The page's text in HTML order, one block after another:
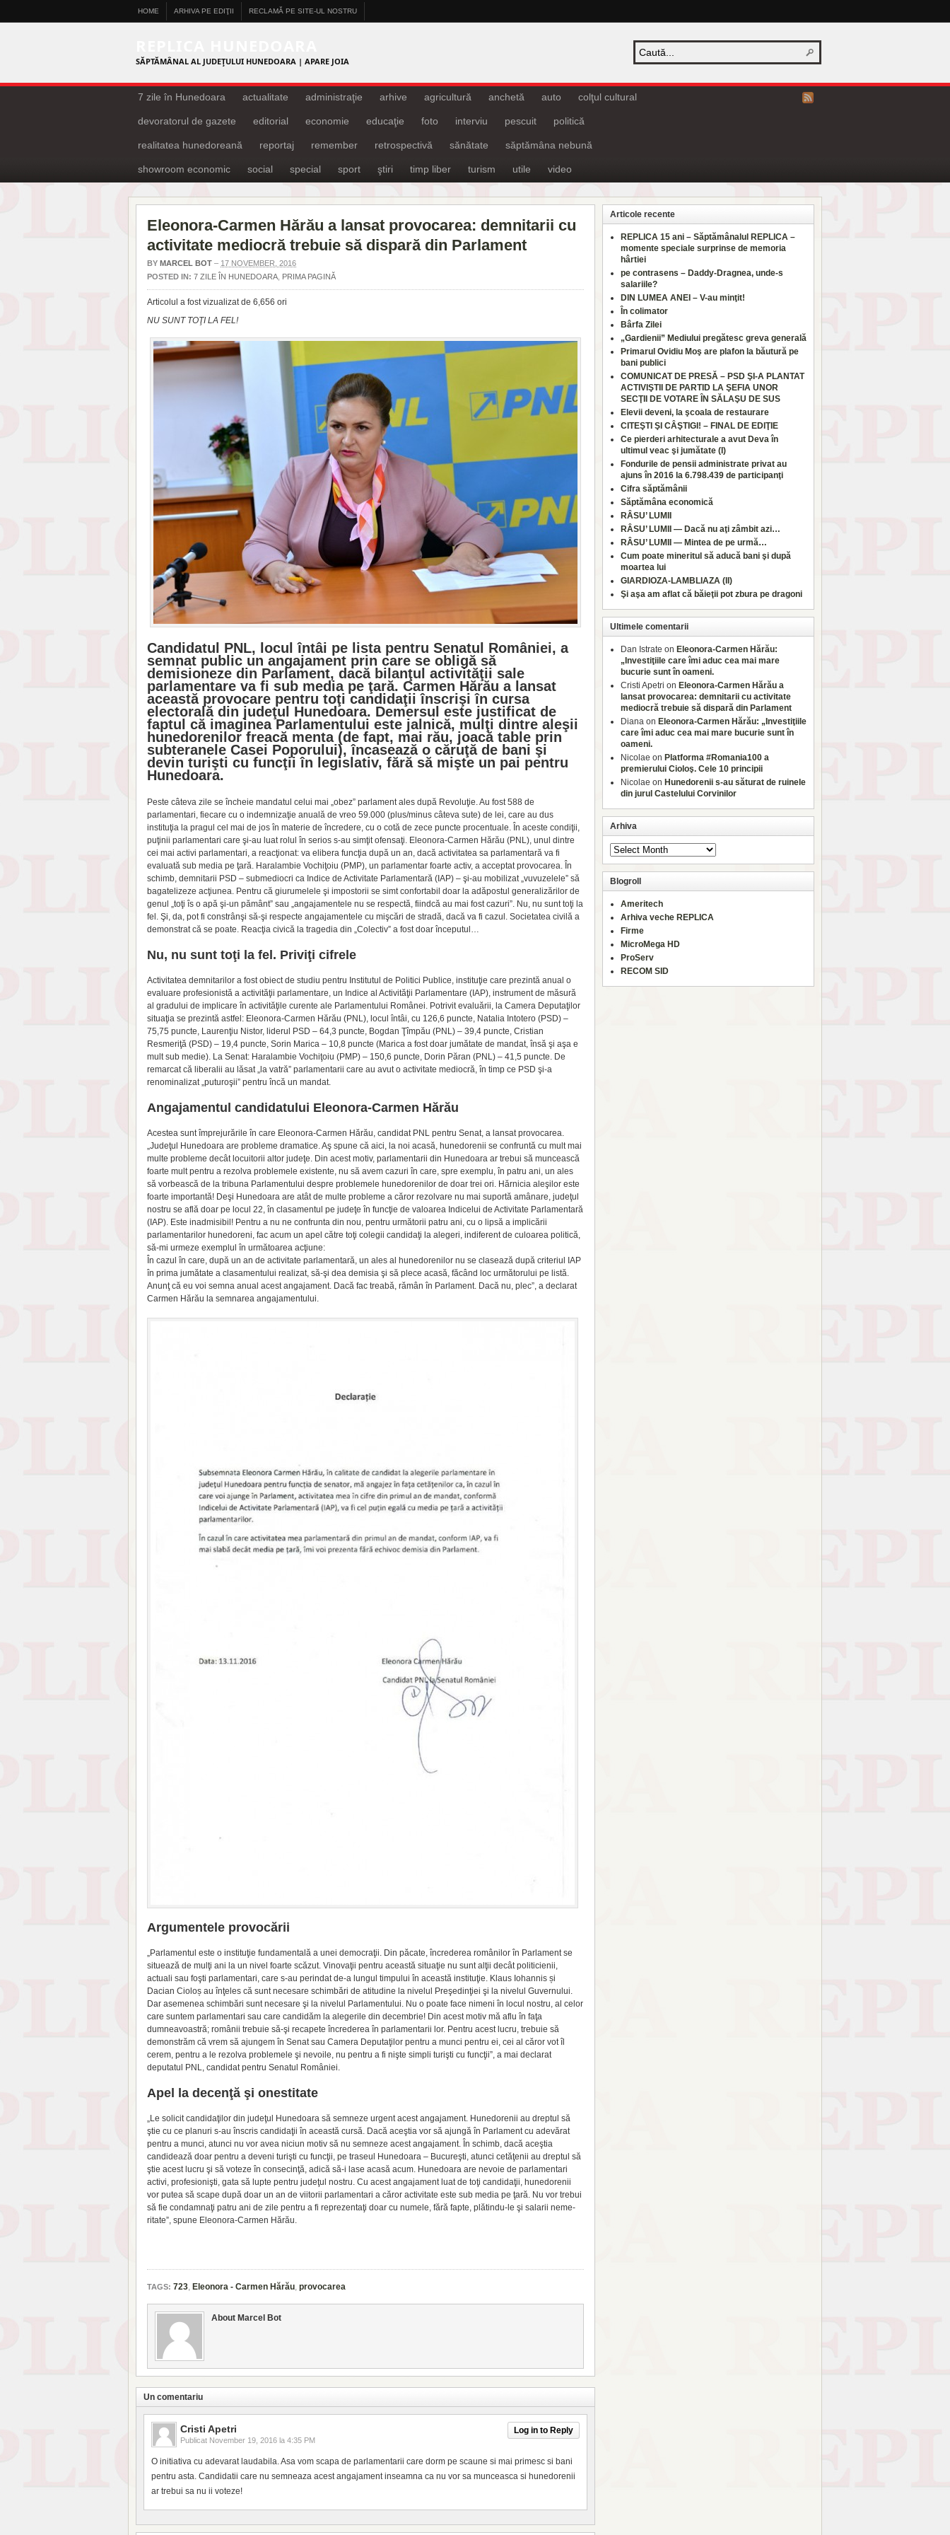
HOME ARHIVA PE EDIŢII RECLAMĂ PE SITE-UL NOSTRU
SĂPTĂMÂNAL AL JUDEŢULUI HUNEDOARA | APARE JOIA
7 zile în Hunedoara actualitate administraţie arhive agricultură anchetă auto colţul cultural
devoratorul de gazete editorial economie educaţie foto interviu pescuit politică
realitatea hunedoreană reportaj remember retrospectivă sănătate săptămâna nebună
showroom economic social special sport ştiri timp liber turism utile video
Eleonora-Carmen Hărău a lansat provocarea: demnitarii cu
activitate mediocră trebuie să dispară din Parlament
BY MARCEL BOT – 17 NOVEMBER, 2016
POSTED IN: 7 ZILE ÎN HUNEDOARA PRIMA PAGINĂ
Articolul a fost vizualizat de 6,656 ori
NU SUNT TOŢI LA FEL!
Candidatul PNL, locul întâi pe lista pentru Senatul României, a
semnat public un angajament prin care se obligă să
demisioneze din Parlament, dacă bilanţul activităţii sale
parlamentare va fi sub media pe ţară. Carmen Hărău a lansat
această provocare pentru toţi candidaţii înscrişi în cursa
electorală din judeţul Hunedoara. Demersul este justificat de
faptul că imaginea Parlamentului este jalnică, mulţi dintre aleşii
hunedorenilor freacă menta (de fapt, mai rău, joacă table prin
subteranele Casei Poporului), încasează o căruţă de bani şi
devin turişti cu funcţii în legislativ, fără să mişte un pai pentru
Hunedoara.
Peste câteva zile se încheie mandatul celui mai „obez” parlament ales după Revoluţie. Au fost 588 de
parlamentari, fiecare cu o indemnizaţie anuală de vreo 59.000 (plus/minus câteva sute) de lei, care au dus
instituţia la pragul cel mai de jos în materie de încredere, cu o cotă de zece puncte procentuale. În aceste condiţii,
puţinii parlamentari care şi-au luat rolul în serios s-au simţit ofensaţi. Eleonora-Carmen Hărău (PNL), unul dintre
cei mai activi parlamentari, a reacţionat: va elibera funcţia după un an, dacă activitatea sa parlamentară va fi
evaluată sub media pe ţară. Haralambie Vochiţoiu (PMP), un parlamentar foarte activ, a acceptat provocarea. În
schimb, demnitarii PSD – submediocri ca Indice de Activitate Parla­men­tară (IAP) – şi-au mobilizat „vuvuzelele” să
bagatelizeze acţiunea. Pentru că giurumelele şi impostorii se simt confortabil doar la adăpostul generalizărilor de
genul „toţi îs o apă şi-un pământ” sau „angajamentele nu se respectă, fiindcă au mai fost cazuri”. Nu, nu sunt toţi la
fel. Şi, da, pot fi constrânşi să-şi respec­te angajamentele cu mişcări de stradă, dacă va fi cazul. Socie­tatea civilă a
demonstrat că se poate. Reacţia civică la tragedia din „Colectiv” a fost doar începutul…
Nu, nu sunt toţi la fel. Priviţi cifrele
Activitatea demnitarilor a fost obiect de studiu pentru Institutul de Politici Publice, instituţie care prezintă anual o
evaluare profesionistă a activităţii parlamentare, un Indice al Activităţii Parlamentare (IAP), instrument de măsură
al gradului de implicare în activităţile curente ale Parlamentului Românei. Potrivit evaluării, la Camera Deputaţilor
situaţia se prezintă astfel: Eleonora-Carmen Hărău (PNL), locul întâi, cu 126,6 puncte, Natalia Intotero (PSD) –
75,75 puncte, Laurenţiu Nistor, liderul PSD – 64,3 puncte, Bogdan Ţîmpău (PNL) – 39,4 puncte, Cristian
Resmeriţă (PSD) – 19,4 puncte, Sorin Marica – 10,8 puncte (Marica a fost doar jumătate de mandat, însă şi aşa e
mult sub medie). La Senat: Haralambie Vochiţoiu (PMP) – 150,6 puncte, Dorin Păran (PNL) – 41,5 puncte. De
remarcat că liberalii au lăsat „la vatră” parlamentarii care au avut o activitate mediocră, în timp ce PSD şi-a
renominalizat „puturoşii” pentru încă un mandat.
Angajamentul candidatului Eleonora-Carmen Hărău
Acestea sunt împre­jurările în care Eleonora-Carmen Hărău, candidat PNL pentru Senat, a lansat provocarea.
„Judeţul Hunedoara are probleme dramatice. Aş spune că aici, la noi acasă, hunedorenii se confruntă cu mult mai
multe probleme decât locuitorii altor judeţe. Din acest motiv, parlamentarii din Hunedoara ar trebui să muncească
foarte mult pentru a rezolva problemele existen­te, nu să avem cazuri în care, spre exem­plu, în patru ani, un ales
să vorbească de la tribuna Parlamentului despre problemele hunedorenilor de doar trei ori. Hărnicia aleşilor este
foarte importantă! Deşi Hunedoara are atât de multe probleme a căror rezolvare nu mai suportă amânare, judeţul
nostru se află doar pe locul 22, în clasamentul pe judeţe în funcţie de valoarea Indicelui de Activitate Parlamentară
(IAP). Este inadmisibil! Pentru a nu ne confrunta din nou, pentru următorii patru ani, cu o lipsă a implicării
parlamentarilor hunedoreni, fac acum un apel către toţi colegii candidaţi la alegeri, indiferent de culoarea politică,
să-mi urmeze exem­plul în următoarea acţiune:
În cazul în care, după un an de activitate parlamentară, un ales al hunedorenilor nu se clasează după criteriul IAP
în prima jumătate a clasamentului realizat, să-şi dea demisia şi să plece acasă, făcând loc următorului pe listă.
Anunţ că eu voi semna anual acest angajament. Dacă fac treabă, rămân în Parlament. Dacă nu, plec”, a declarat
Carmen Hărău la semnarea angajamentului.
Argumentele provocării
„Parlamentul este o instituţie fundamentală a unei democraţii. Din păcate, încrederea românilor în Parlament se
situează de mulţi ani la un nivel foarte scăzut. Vinovaţii pentru această situaţie nu sunt alţii decât politicienii,
actuali sau foşti parlamentari, care s-au perindat de-a lungul timpului în această instituţie. Klaus Iohannis și
Dacian Cioloș au înţeles că sunt necesare schimbări de atitudine la nivelul Preşedinţiei şi la nivelul Guvernului.
Dar asemenea schimbări sunt necesare şi la nivelul Parlamentului. Nu o poate face nimeni în locul nostru, al celor
care suntem parlamentari sau care candidăm la alegerile din decembrie! Din acest motiv mă aflu în faţa
dumneavoastră; românii trebuie să-şi recapete încrederea în parlamentarii lor. Pentru acest lucru, trebuie să
demonstrăm că vrem să ajungem în Senat sau Camera Deputaţilor pentru a munci pentru ei, cei al căror vot îl
cerem, pentru a le rezolva pro­blemele şi nevoile, nu pentru a fi nişte simpli turişti cu funcţii”, a mai declarat
deputatul PNL, candidat pentru Senatul României.
Apel la decenţă şi onestitate
„Le solicit candidaţilor din judeţul Hunedoara să semneze urgent acest angajament. Hunedorenii au dreptul să
ştie cu ce planuri s-au înscris candidaţii în această cursă. Dacă aceştia vor să ajungă în Parlament cu adevărat
pentru a munci, atunci nu vor avea niciun motiv să nu semneze acest angajament. În schimb, dacă aceştia
candidează doar pentru a deveni turişti cu funcţii, pe tra­seul Hunedoara – Bucu­reşti, atunci cetăţenii au dreptul să
ştie acest lucru şi să voteze în consecinţă, adică să-i lase acasă acum. Hunedoara are nevoie de parlamentari
activi, profesionişti, gata să lupte pentru judeţul nostru. Cu acest angajament luat de toţi candidaţii, hunedorenii
vor putea să scape după doar un an de viitorii parlamentari a căror activitate este sub media pe ţară. Nu vor trebui
să fie condamnaţi patru ani de zile pentru a fi repre­zentaţi doar cu numele, fără fapte, plătin­du-le şi salarii neme­
ritate”, spune Eleonora-Carmen Hărău.
TAGS: 723, Eleonora - Carmen Hărău, provocarea
About Marcel Bot
Un comentariu
Log in to Reply
Cristi Apetri
Publicat November 19, 2016 la 4:35 PM
O initiativa cu adevarat laudabila. Asa vom scapa de parlamentarii care dorm pe scaune si mai primesc si bani
pentru asta. Candidatii care nu semneaza acest angajament inseamna ca nu vor sa munceasca si hunedorenii
ar trebui sa nu ii voteze!
Articole recente
REPLICA 15 ani – Săptămânalul REPLICA –
momente speciale surprinse de memoria
hârtiei
pe contrasens – Daddy-Dragnea, unde-s
salariile?
DIN LUMEA ANEI – V-au minţit!
În colimator
Bârfa Zilei
„Gardienii” Mediului pregătesc greva generală
Primarul Ovidiu Moş are plafon la băutură pe
bani publici
COMUNICAT DE PRESĂ – PSD ŞI-A PLANTAT
ACTIVIŞTII DE PARTID LA ŞEFIA UNOR
SECŢII DE VOTARE ÎN SĂLAŞU DE SUS
Elevii deveni, la şcoala de restaurare
CITEŞTI ŞI CÂŞTIGI! – FINAL DE EDIŢIE
Ce pierderi arhitecturale a avut Deva în
ultimul veac şi jumătate (I)
Fondurile de pensii administrate privat au
ajuns în 2016 la 6.798.439 de participanţi
Cifra săptămânii
Săptămâna economică
RÂSU’ LUMII
RÂSU’ LUMII — Dacă nu aţi zâmbit azi…
RÂSU’ LUMII — Mintea de pe urmă…
Cum poate mineritul să aducă bani şi după
moartea lui
GIARDIOZA-LAMBLIAZA (II)
Şi aşa am aflat că băieţii pot zbura pe dragoni
Ultimele comentarii
Dan Istrate on Eleonora-Carmen Hărău:
„Investiţiile care îmi aduc cea mai mare
bucurie sunt în oameni.
Cristi Apetri on Eleonora-Carmen Hărău a
lansat provocarea: demnitarii cu activitate
mediocră trebuie să dispară din Parlament
Diana on Eleonora-Carmen Hărău: „Investiţiile
care îmi aduc cea mai mare bucurie sunt în
oameni.
Nicolae on Platforma #Romania100 a
premierului Cioloş. Cele 10 principii
Nicolae on Hunedorenii s-au săturat de ruinele
din jurul Castelului Corvinilor
Arhiva
Blogroll
Ameritech
Arhiva veche REPLICA
Firme
MicroMega HD
ProServ
RECOM SID